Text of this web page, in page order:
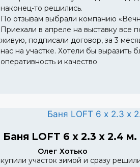
наконец-то решились.
По отзывам выбрали компанию
Приехали в апреле на выставку все
живую, подписали договор, за 3
нас на участке. Хотели бы выразить
оперативность и качество
Баня LOFT 6 х 2.3 х 2.4 м.
Олег Хотько
купили участок зимой и сразу